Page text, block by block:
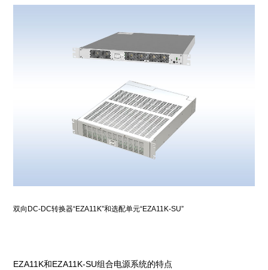
双向DC-DC转换器“EZA11K”和选配单元“EZA11K-SU”
EZA11K和EZA11K-SU组合电源系统的特点